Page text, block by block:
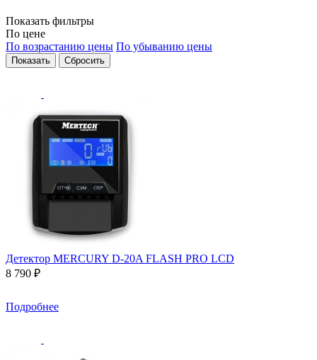
Показать фильтры
По цене
По возрастанию цены По убыванию цены
Детектор MERCURY D-20A FLASH PRO LCD
8 790 ₽
Подробнее